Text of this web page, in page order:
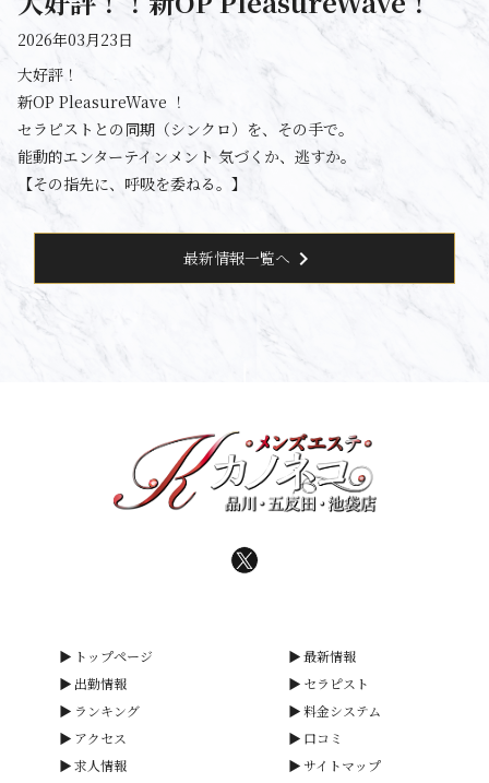
2026年03月23日
大好評！
新OP PleasureWave ！
セラピストとの同期（シンクロ）を、その手で。
能動的エンターテインメント 気づくか、逃すか。
【その指先に、呼吸を委ねる。】
最新情報一覧へ chevron_right
トップページ
最新情報
出勤情報
セラピスト
ランキング
料金システム
アクセス
口コミ
求人情報
サイトマップ